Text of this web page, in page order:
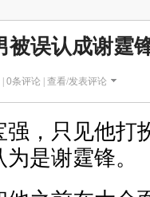
被误认成谢霆
0条评论 | 查看/发表评论
，只见他打
是谢霆锋。